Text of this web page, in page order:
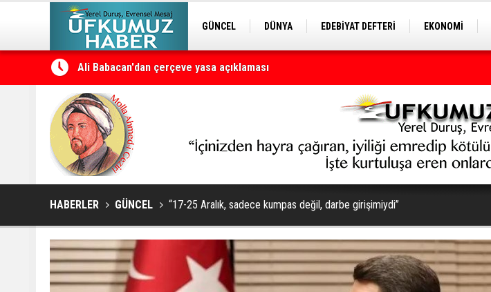
GÜNCEL DÜNYA EDEBİYAT DEFTERİ EKONOMİ
Petrol erzan bû
HABERLER GÜNCEL “17-25 Aralık, sadece kumpas değil, darbe girişimiydi”